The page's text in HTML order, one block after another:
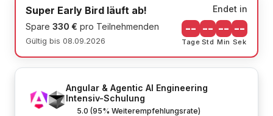
Super Early Bird läuft ab!
Spare 330 € pro Teilnehmenden
Gültig bis 08.09.2026
Endet in
--
Tage
--
Std
--
Min
--
Sek
Angular & Agentic AI Engineering
Intensiv-Schulung
5.0 (95% Weiterempfehlungsrate)